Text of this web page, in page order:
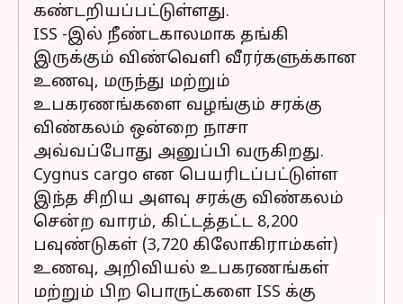
கண்டறியப்பட்டுள்ளது.
ISS -இல் நீண்டகாலமாக தங்கி
இருக்கும் விண்வெளி வீரர்களுக்கான
உணவு, மருந்து மற்றும்
உபகரணங்களை வழங்கும் சரக்கு
விண்கலம் ஒன்றை நாசா
அவ்வப்போது அனுப்பி வருகிறது.
Cygnus cargo என பெயரிடப்பட்டுள்ள
இந்த சிறிய அளவு சரக்கு விண்கலம்
சென்ற வாரம், கிட்டத்தட்ட 8,200
பவுண்டுகள் (3,720 கிலோகிராம்கள்)
உணவு, அறிவியல் உபகரணங்கள்
மற்றும் பிற பொருட்களை ISS க்கு